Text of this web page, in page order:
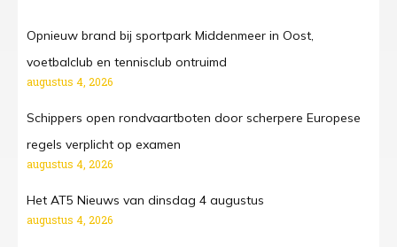
Opnieuw brand bij sportpark Middenmeer in Oost,
voetbalclub en tennisclub ontruimd
augustus 4, 2026
Schippers open rondvaartboten door scherpere Europese
regels verplicht op examen
augustus 4, 2026
Het AT5 Nieuws van dinsdag 4 augustus
augustus 4, 2026